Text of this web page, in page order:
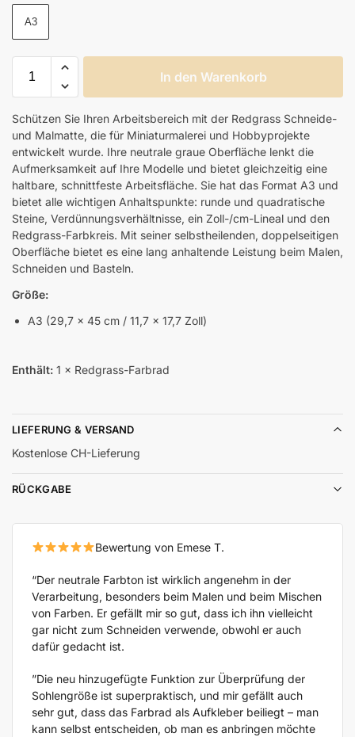
A3
In den Warenkorb
Schützen Sie Ihren Arbeitsbereich mit der Redgrass Schneide-
und Malmatte, die für Miniaturmalerei und Hobbyprojekte
entwickelt wurde. Ihre neutrale graue Oberfläche lenkt die
Aufmerksamkeit auf Ihre Modelle und bietet gleichzeitig eine
haltbare, schnittfeste Arbeitsfläche. Sie hat das Format A3 und
bietet alle wichtigen Anhaltspunkte: runde und quadratische
Steine, Verdünnungsverhältnisse, ein Zoll-/cm-Lineal und den
Redgrass-Farbkreis. Mit seiner selbstheilenden, doppelseitigen
Oberfläche bietet es eine lang anhaltende Leistung beim Malen,
Schneiden und Basteln.
Größe:
A3 (29,7 × 45 cm / 11,7 × 17,7 Zoll)
Enthält: 1 × Redgrass-Farbrad
LIEFERUNG & VERSAND
Kostenlose CH-Lieferung
RÜCKGABE
Bewertung von Emese T.
“Der neutrale Farbton ist wirklich angenehm in der
Verarbeitung, besonders beim Malen und beim Mischen
von Farben. Er gefällt mir so gut, dass ich ihn vielleicht
gar nicht zum Schneiden verwende, obwohl er auch
dafür gedacht ist.
”Die neu hinzugefügte Funktion zur Überprüfung der
Sohlengröße ist superpraktisch, und mir gefällt auch
sehr gut, dass das Farbrad als Aufkleber beiliegt – man
kann selbst entscheiden, ob man es anbringen möchte